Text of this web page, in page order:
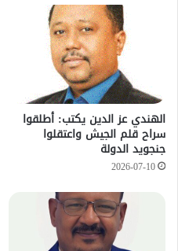
الهندي عز الدين يكتب: أطلقوا
سراح قلم الجيش واعتقلوا
جنجويد الدولة
2026-07-10